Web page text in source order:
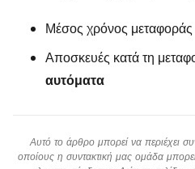
Μέσος χρόνος
Αποσκευές κατά τη
αυτόματα
Αυτό το άρθρο μπορεί να περιέχει
οποίους η συντακτική μας ομάδα